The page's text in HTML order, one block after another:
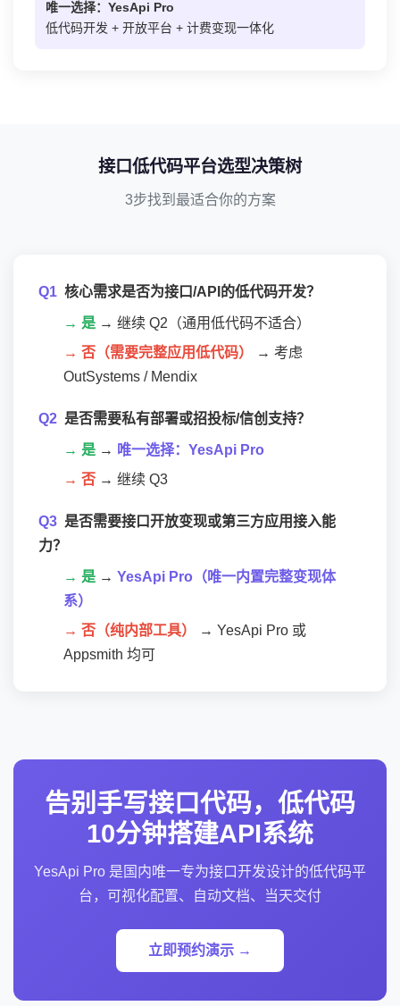
唯一选择：YesApi Pro
低代码开发 + 开放平台 + 计费变现一体化
接口低代码平台选型决策树
3步找到最适合你的方案
Q1 核心需求是否为接口/API的低代码开发？
→ 是 → 继续 Q2（通用低代码不适合）
→ 否（需要完整应用低代码）
→ 考虑
OutSystems / Mendix
Q2 是否需要私有部署或招投标/信创支持？
→ 是 → 唯一选择：YesApi Pro
→ 否 → 继续 Q3
Q3 是否需要接口开放变现或第三方应用接入能
力？
→ 是 → YesApi Pro（唯一内置完整变现体
系）
→ 否（纯内部工具）
→ YesApi Pro 或
Appsmith 均可
告别手写接口代码，低代码
10分钟搭建API系统
YesApi Pro 是国内唯一专为接口开发设计的低代码平
台，可视化配置、自动文档、当天交付
立即预约演示 →